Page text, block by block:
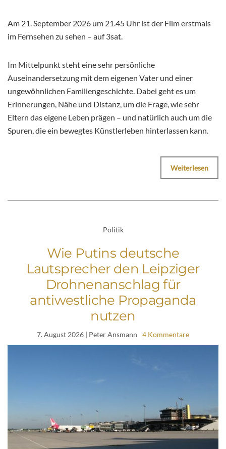
Am 21. September 2026 um 21.45 Uhr ist der Film erstmals
im Fernsehen zu sehen – auf 3sat.
Im Mittelpunkt steht eine sehr persönliche
Auseinandersetzung mit dem eigenen Vater und einer
ungewöhnlichen Familiengeschichte. Dabei geht es um
Erinnerungen, Nähe und Distanz, um die Frage, wie sehr
Eltern das eigene Leben prägen – und natürlich auch um die
Spuren, die ein bewegtes Künstlerleben hinterlassen kann.
Weiterlesen
Politik
Wie Putins deutsche
Lautsprecher den Leipziger
Drohnenanschlag für
antiwestliche Propaganda
nutzen
7. August 2026 | Peter Ansmann 4 Kommentare